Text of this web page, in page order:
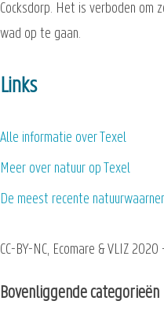
Cocksdorp. Het is verboden om
wad op te gaan.
Links
Alle informatie over Texel
Meer over natuur op Texel
De meest recente
CC-BY-NC, Ecomare & VLIZ
Bovenliggende categorieën